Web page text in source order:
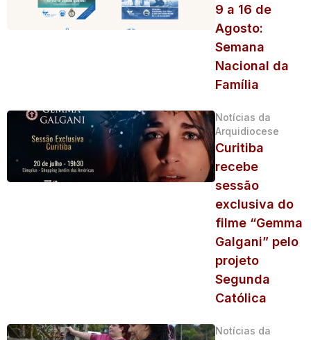
9 a 16 de
Agosto:
Semana
Nacional da
Família
Notícias da
Arquidiocese
Curitiba
recebe
sessão
exclusiva do
filme “Gemma
Galgani” pelo
projeto
Segunda
Católica
Notícias da